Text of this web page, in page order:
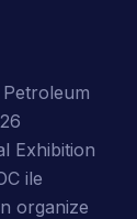
Exhibition
ile
organize